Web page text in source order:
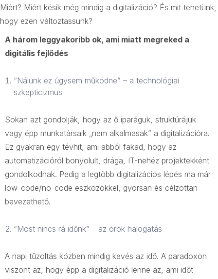
Miért? Miért késik még mindig a digitalizáció? És mit tehetünk,
hogy ezen változtassunk?
A három leggyakoribb ok, ami miatt megreked a
digitális fejlődés
“Nálunk ez úgysem működne” – a technológiai
szkepticizmus
Sokan azt gondolják, hogy az ő iparáguk, struktúrájuk
vagy épp munkatársaik „nem alkalmasak” a digitalizációra.
Ez gyakran egy tévhit, ami abból fakad, hogy az
automatizációról bonyolult, drága, IT-nehéz projektekként
gondolkodnak. Pedig a legtöbb digitalizációs lépés ma már
low-code/no-code eszközökkel, gyorsan és célzottan
bevezethető.
“Most nincs rá időnk” – az örök halogatás
A napi tűzoltás közben mindig kevés az idő. A paradoxon
viszont az, hogy épp a digitalizáció lenne az, ami időt